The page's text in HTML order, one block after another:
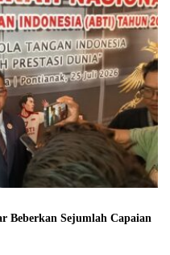
Beberkan Sejumlah Capaian